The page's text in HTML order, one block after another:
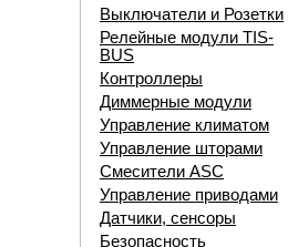
Выключатели и Розетки
Релейные модули TIS-
BUS
Контроллеры
Диммерные модули
Управление климатом
Управление шторами
Смесители ASC
Управление приводами
Датчики, сенсоры
Безопасность